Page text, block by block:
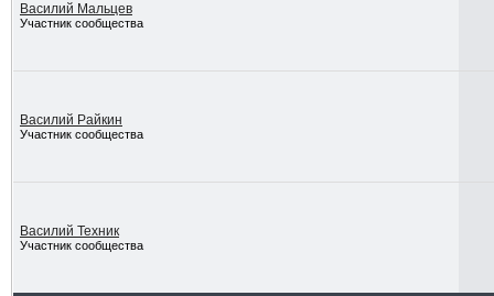
Василий Мальцев
Участник сообщества
Василий Райкин
Участник сообщества
Василий Техник
Участник сообщества